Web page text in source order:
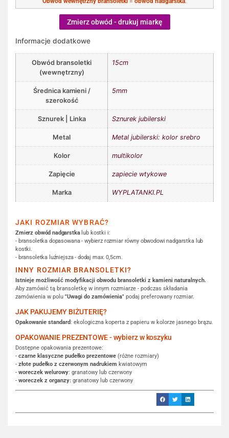
Zmierz obwód - drukuj miarkę
Informacje dodatkowe
Obwód bransoletki
(wewnętrzny)
15cm
Średnica kamieni /
szerokość
5mm
Sznurek | Linka Sznurek jubilerski
Metal Metal jubilerski: kolor srebro
Kolor multikolor
Zapięcie zapiecie wtykowe
Marka WYPLATANKI.PL
JAKI ROZMIAR WYBRAĆ?
Zmierz obwód nadgarstkalub kostki i:
- bransoletka dopasowana - wybierz rozmiar równy obwodowi nadgarstka lub
kostki.
- bransoletka luźniejsza - dodaj max. 0,5cm.
INNY ROZMIAR BRANSOLETKI?
Istnieje możliwość modyfikacji obwodu bransoletki z kamieni naturalnych.
Aby zamówić tą bransoletkę w innym rozmiarze - podczas składania
zamówienia w polu "Uwagi do zamówienia" podaj preferowany rozmiar.
JAK PAKUJEMY BIŻUTERIĘ?
Opakowanie standard: ekologiczna koperta z papieru w kolorze jasnego brązu.
OPAKOWANIE PREZENTOWE - wybierz w koszyku
Dostępne opakowania prezentowe:
- czarne klasyczne pudełko prezentowe (różne rozmiary)
- złote pudełko z czerwonym nadrukiem kwiatowym
- woreczek welurowy: granatowy lub czerwony
- woreczek z organzy: granatowy lub czerwony